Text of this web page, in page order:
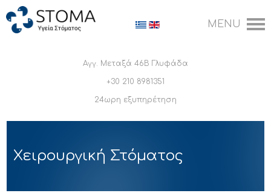
Αγγ. Μεταξά 46Β Γλυφάδα
+30 210 8981351
24ωρη εξυπηρέτηση
Χειρουργική Στόματος